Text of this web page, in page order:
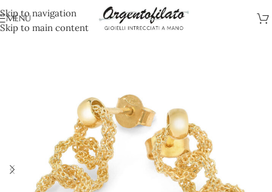
Skip to navigation
Skip to main content
MENU